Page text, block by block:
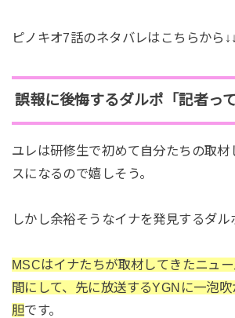
ピノキオ7話のネタバレはこちらから↓↓
誤報に後悔するダルポ「記者って
ユレは研修生で初めて自分たちの取材
スになるので嬉しそう。
しかし余裕そうなイナを発見するダル
MSCはイナたちが取材してきたニュ
間にして、先に放送するYGNに一泡
胆です。